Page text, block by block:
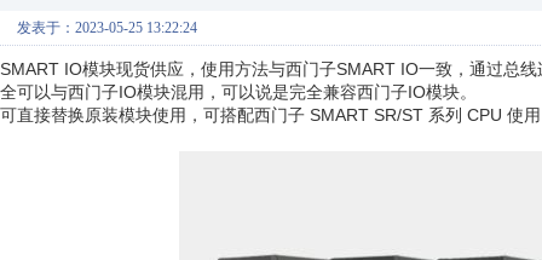
发表于：2023-05-25 13:22:24
SMART IO模块现货供应，使用方法与西门子SMART IO一致，通过总
全可以与西门子IO模块混用，可以说是完全兼容西门子IO模块。
可直接替换原装模块使用，可搭配西门子 SMART SR/ST 系列 CPU 使